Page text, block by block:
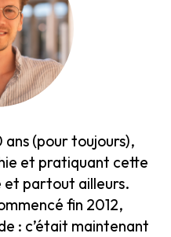
ans (pour toujours),
et pratiquant cette
et partout ailleurs.
fin 2012,
: c’était maintenant